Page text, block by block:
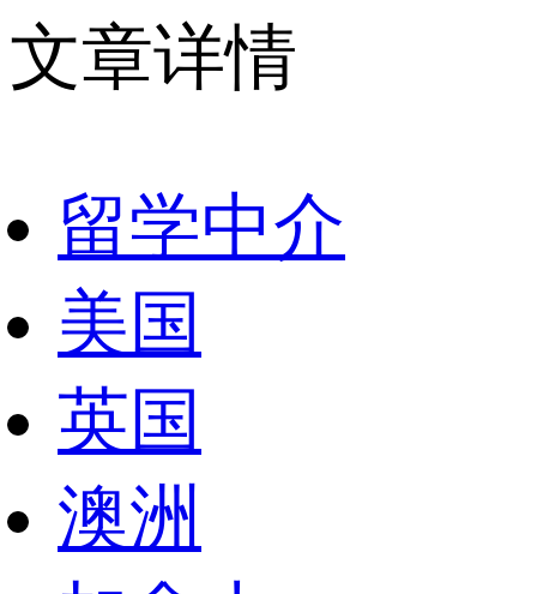
文章详情
留学中介
美国
英国
澳洲